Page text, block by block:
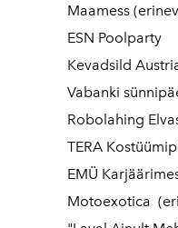
Maamess
ESN Poolparty
Kevadsild
Vabanki
Robolahing
TERA
EMÜ
Motoexotica